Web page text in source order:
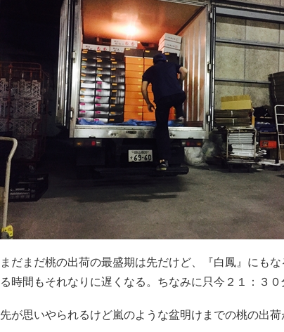
まだまだ桃の出荷の最盛期は先だけど、『白鳳』にも
る時間もそれなりに遅くなる。ちなみに只今２１：３０
先が思いやられるけど嵐のような盆明けまでの桃の出